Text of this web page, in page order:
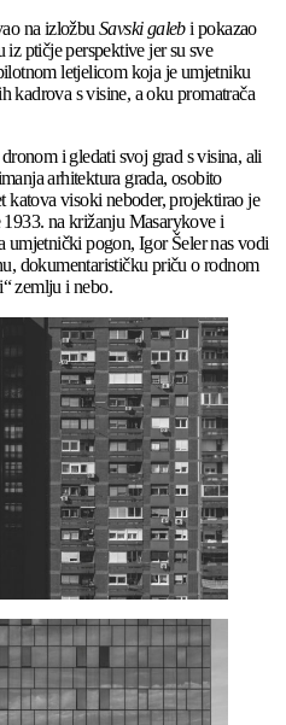
na izložbu Savski galebi pokazao
ptičje perspektive jer su sve
letjelicom koja je umjetniku
kadrova s visine, a oku promatrača
i gledati svoj grad s visina, ali
arhitektura grada, osobito
katova visoki neboder, projektirao je
na križanju Masarykove i
pogon, Igor Šeler nas vodi
dokumentarističku priču o rodnom
zemlju i nebo.